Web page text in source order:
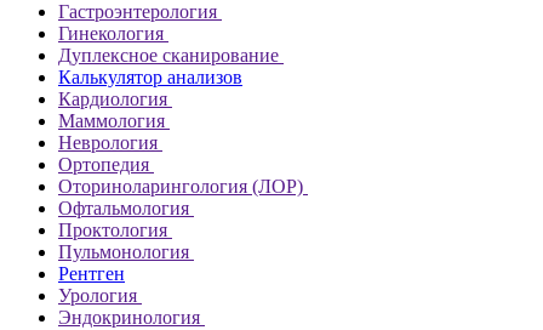
Гастроэнтерология
Гинекология
Дуплексное сканирование
Калькулятор анализов
Кардиология
Маммология
Неврология
Ортопедия
Оториноларингология (ЛОР)
Офтальмология
Проктология
Пульмонология
Рентген
Урология
Эндокринология